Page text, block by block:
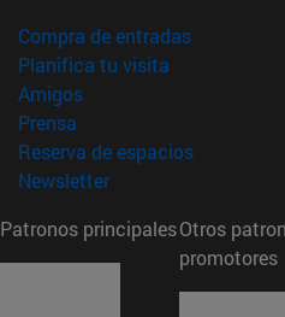
Compra de entradas(abre en
Planifica tu visita
Amigos(abre en nueva ventana)
Prensa
Reserva de espacios(abre en
Newsletter(abre en nueva
Patronos principalesOtros
promotores